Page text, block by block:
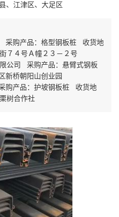
、江津区、大足区
采购产品：格型钢板桩 收货地
７４号Ａ幢２３－２号
公司 采购产品：悬臂式钢板
新桥朝阳山创业园
购产品：护坡钢板桩 收货地
树合作社